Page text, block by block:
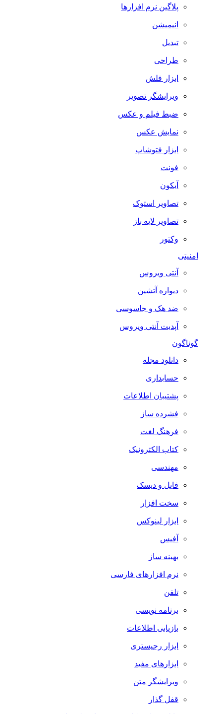
پلاگین نرم افزارها
انیمیشن
تبدیل
طراحی
ابزار فلش
ویرایشگر تصویر
ضبط فيلم و عكس
نمایش عکس
ابزار فتوشاپ
فونت
آیکون
تصاویر استوک
تصاویر لایه باز
وکتور
امنیتی
آنتی ویروس
دیواره آتشین
ضد هک و جاسوسی
آپدیت آنتی ویروس
گوناگون
دانلود مجله
حسابداری
پشتیبان اطلاعات
فشرده ساز
فرهنگ لغت
کتاب الکترونیک
مهندسی
فایل و دیسک
سخت افزار
ابزار لینوکس
آفیس
بهینه ساز
نرم افزارهای فارسی
تلفن
برنامه نویسی
بازیابی اطلاعات
ابزار رجیستری
ابزارهای مفید
ویرایشگر متن
قفل گذار